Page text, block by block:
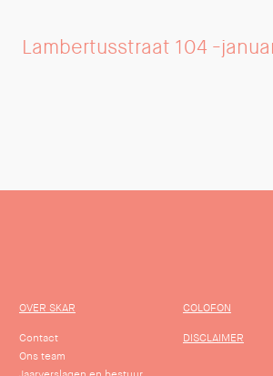
Lambertusstraat 104 -
OVER SKAR
Contact
Ons team
COLOFON
DISCLAIMER